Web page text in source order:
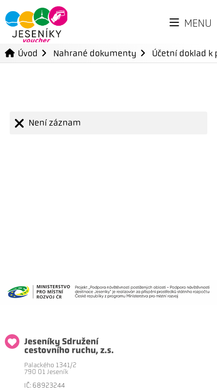
MENU
Úvod Nahrané dokumenty Účetní doklad
Není záznam
Jeseníky Sdružení
cestovního ruchu, z.s.
Palackého 1341/2
790 01 Jeseník
IČ: 68923244